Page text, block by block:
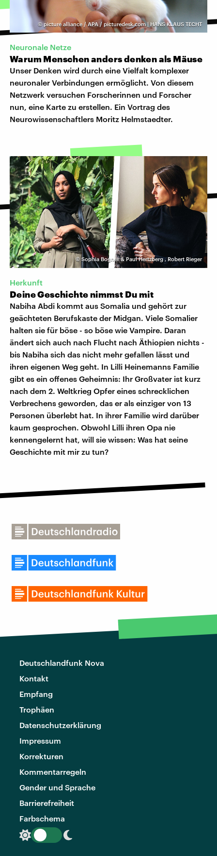
©picture alliance / APA / picturedesk.com | HANS KLAUS TECHT
Neuronale Netze
Warum Menschen anders denken als Mäuse
Unser Denken wird durch eine Vielfalt komplexer
neuronaler Verbindungen ermöglicht. Von diesem
Netzwerk versuchen Forscherinnen und Forscher
nun, eine Karte zu erstellen. Ein Vortrag des
Neurowissenschaftlers Moritz Helmstaedter.
© Sophia Bogner & Paul Hertzberg,Robert Rieger
Herkunft
Deine Geschichte nimmst Du mit
Nabiha Abdi kommt aus Somalia und gehört zur
geächteten Berufskaste der Midgan. Viele Somalier
halten sie für böse - so böse wie Vampire. Daran
ändert sich auch nach Flucht nach Äthiopien nichts -
bis Nabiha sich das nicht mehr gefallen lässt und
ihren eigenen Weg geht. In Lilli Heinemanns Familie
gibt es ein offenes Geheimnis: Ihr Großvater ist kurz
nach dem 2. Weltkrieg Opfer eines schrecklichen
Verbrechens geworden, das er als einziger von 13
Personen überlebt hat. In ihrer Familie wird darüber
kaum gesprochen. Obwohl Lilli ihren Opa nie
kennengelernt hat, will sie wissen: Was hat seine
Geschichte mit mir zu tun?
Deutschlandfunk Nova
Kontakt
Empfang
Trophäen
Datenschutzerklärung
Impressum
Korrekturen
Kommentarregeln
Gender und Sprache
Barrierefreiheit
Farbschema